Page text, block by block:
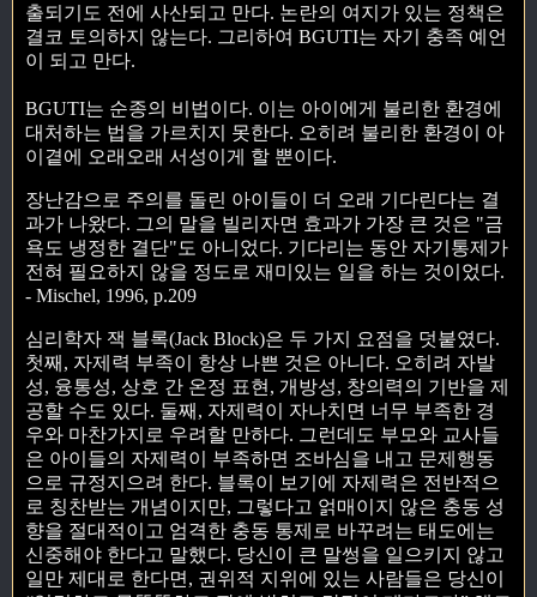
출되기도 전에 사산되고 만다. 논란의 여지가 있는 정책은
결코 토의하지 않는다. 그리하여 BGUTI는 자기 충족 예언
이 되고 만다.
BGUTI는 순종의 비법이다. 이는 아이에게 불리한 환경에
대처하는 법을 가르치지 못한다. 오히려 불리한 환경이 아
이곁에 오래오래 서성이게 할 뿐이다.
장난감으로 주의를 돌린 아이들이 더 오래 기다린다는 결
과가 나왔다. 그의 말을 빌리자면 효과가 가장 큰 것은 "금
욕도 냉정한 결단"도 아니었다. 기다리는 동안 자기통제가
전혀 필요하지 않을 정도로 재미있는 일을 하는 것이었다.
- Mischel, 1996, p.209
심리학자 잭 블록(Jack Block)은 두 가지 요점을 덧붙였다.
첫째, 자제력 부족이 항상 나쁜 것은 아니다. 오히려 자발
성, 융통성, 상호 간 온정 표현, 개방성, 창의력의 기반을 제
공할 수도 있다. 둘째, 자제력이 자나치면 너무 부족한 경
우와 마찬가지로 우려할 만하다. 그런데도 부모와 교사들
은 아이들의 자제력이 부족하면 조바심을 내고 문제행동
으로 규정지으려 한다. 블록이 보기에 자제력은 전반적으
로 칭찬받는 개념이지만, 그렇다고 얽매이지 않은 충동 성
향을 절대적이고 엄격한 충동 통제로 바꾸려는 태도에는
신중해야 한다고 말했다. 당신이 큰 말썽을 일으키지 않고
일만 제대로 한다면, 권위적 지위에 있는 사람들은 당신이